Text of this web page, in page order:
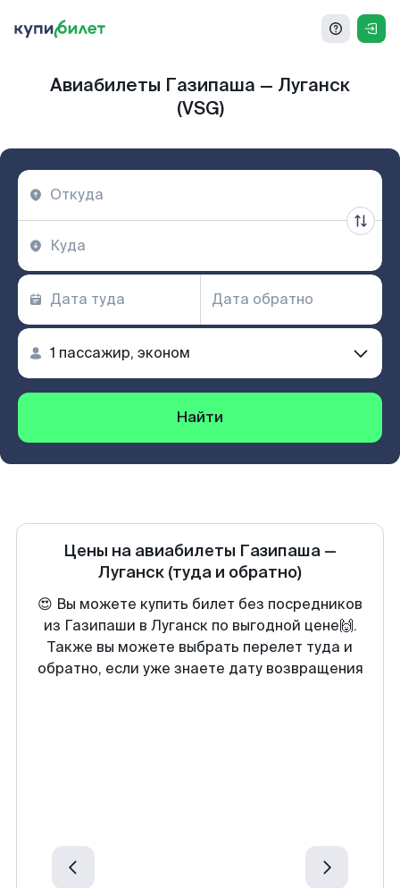
Авиабилеты Газипаша — Луганск
(VSG)
Найти
Цены на авиабилеты Газипаша —
Луганск (туда и обратно)
😍 Вы можете купить билет без посредников
из Газипаши в Луганск по выгодной цене🙌.
Также вы можете выбрать перелет туда и
обратно, если уже знаете дату возвращения